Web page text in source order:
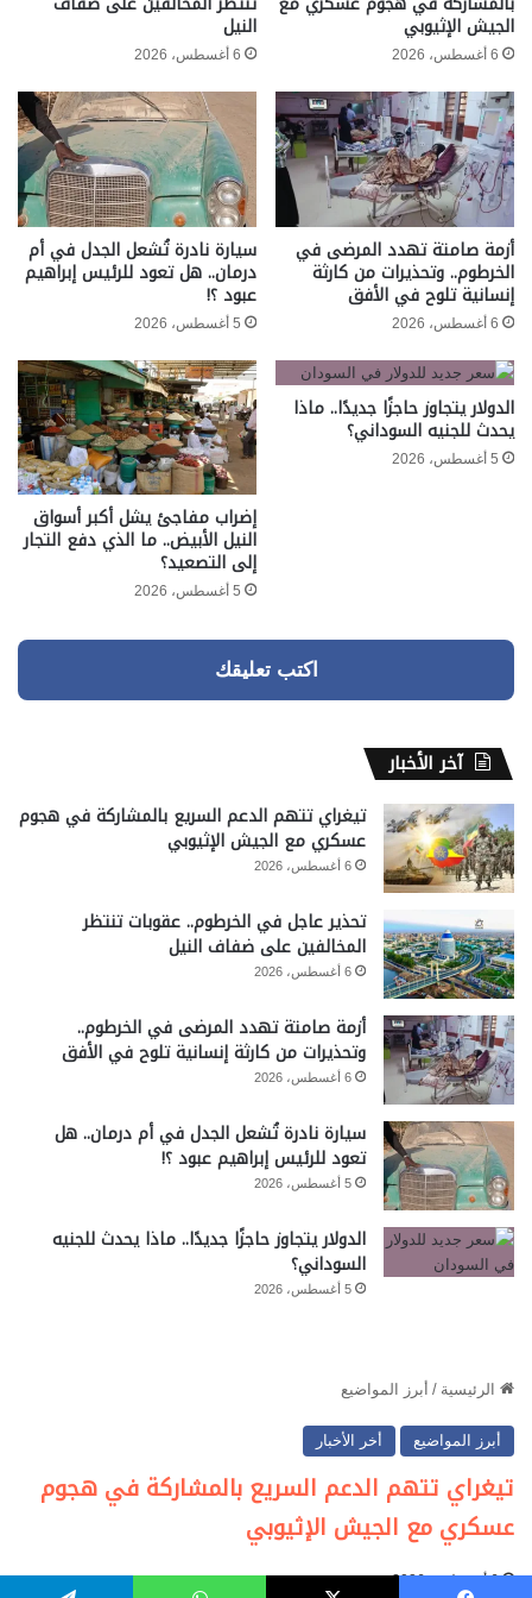
الجيش الإثيوبي
6 أغسطس، 2026
النيل
6 أغسطس، 2026
أزمة صامتة تهدد المرضى في
الخرطوم.. وتحذيرات من كارثة
إنسانية تلوح في الأفق
6 أغسطس، 2026
سيارة نادرة تُشعل الجدل في أم
درمان.. هل تعود للرئيس إبراهيم
عبود ؟!
5 أغسطس، 2026
الدولار يتجاوز حاجزًا جديدًا.. ماذا
يحدث للجنيه السوداني؟
5 أغسطس، 2026
إضراب مفاجئ يشل أكبر أسواق
النيل الأبيض.. ما الذي دفع التجار
إلى التصعيد؟
5 أغسطس، 2026
اكتب تعليقك
آخر الأخبار
تيغراي تتهم الدعم السريع بالمشاركة في هجوم
عسكري مع الجيش الإثيوبي
6 أغسطس، 2026
تحذير عاجل في الخرطوم.. عقوبات تنتظر
المخالفين على ضفاف النيل
6 أغسطس، 2026
أزمة صامتة تهدد المرضى في الخرطوم..
وتحذيرات من كارثة إنسانية تلوح في الأفق
6 أغسطس، 2026
سيارة نادرة تُشعل الجدل في أم درمان.. هل
تعود للرئيس إبراهيم عبود ؟!
5 أغسطس، 2026
الدولار يتجاوز حاجزًا جديدًا.. ماذا يحدث للجنيه
السوداني؟
5 أغسطس، 2026